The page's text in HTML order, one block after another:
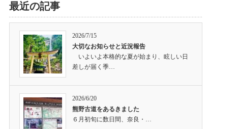
最近の記事
2026/7/15
大切なお知らせと近況報告
いよいよ本格的な夏が始まり、眩しい日
差しが届く季…
2026/6/20
熊野古道をあるきました
６月初旬に数日間、奈良・…